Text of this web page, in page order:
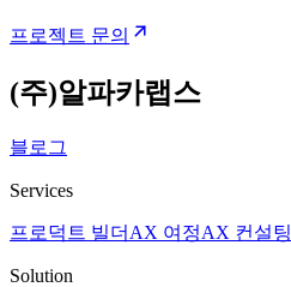
프로젝트 문의
(주)알파카랩스
블로그
Services
프로덕트 빌더 AX 여정AX 컨설팅
Solution